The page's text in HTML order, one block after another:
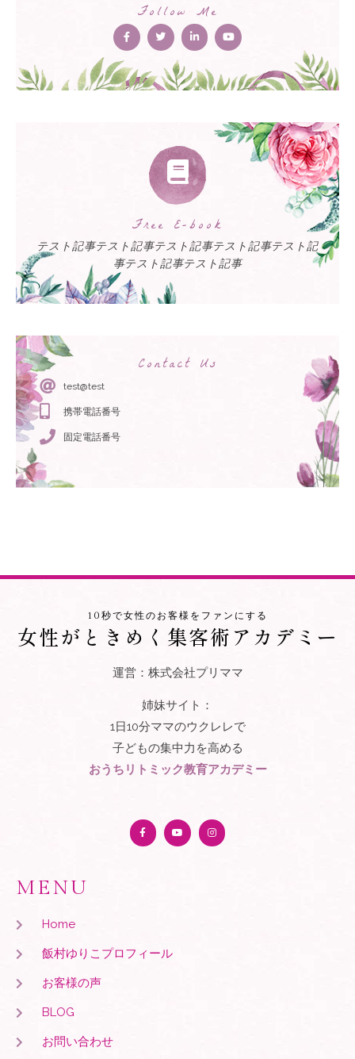
Follow Me
Free E-book
テスト記事テスト記事テスト記事テスト記事テスト記
事テスト記事テスト記事
Contact Us
test@test
携帯電話番号
固定電話番号
10秒で女性のお客様をファンにする
女性がときめく集客術アカデミー
運営：株式会社プリママ
姉妹サイト：
1日10分ママのウクレレで
子どもの集中力を高める
おうちリトミック教育アカデミー
MENU
Home
飯村ゆりこプロフィール
お客様の声
BLOG
お問い合わせ